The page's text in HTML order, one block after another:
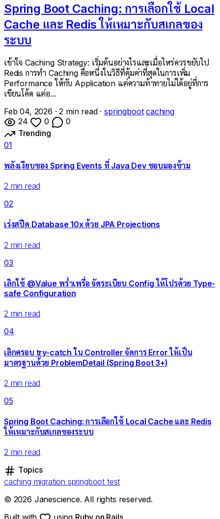
Spring Boot Caching: การเลือกใช้ Local
Cache และ Redis ให้เหมาะกับสเกลของ
ระบบ
เข้าใจ Caching Strategy: เริ่มต้นอย่างไรและเมื่อไหร่ควรขยับไป
Redis การทำ Caching คือหนึ่งในวิธีที่คุ้มค่าที่สุดในการเพิ่ม
Performance ให้กับ Application แต่ความท้าทายไม่ได้อยู่ที่การ
เขียนโค้ด แต่อ...
Feb 04, 2026 · 2 min read · springboot caching
24
0
0
Trending
01
พลังเงียบของ Spring Events ที่ Java Dev ชอบมองข้าม
2 min read
02
เร่งสปีด Database 10x ด้วย JPA Projections
2 min read
03
เลิกใช้ @Value พร่ำเพรื่อ จัดระเบียบ Config ให้โปรด้วย Type-
safe Configuration
2 min read
04
เลิกครอบ try-catch ใน Controller จัดการ Error ให้เป็น
มาตรฐานด้วย ProblemDetail (Spring Boot 3+)
2 min read
05
Spring Boot Caching: การเลือกใช้ Local Cache และ Redis
ให้เหมาะกับสเกลของระบบ
2 min read
Topics
caching migration springboot test
© 2026 Janescience. All rights reserved.